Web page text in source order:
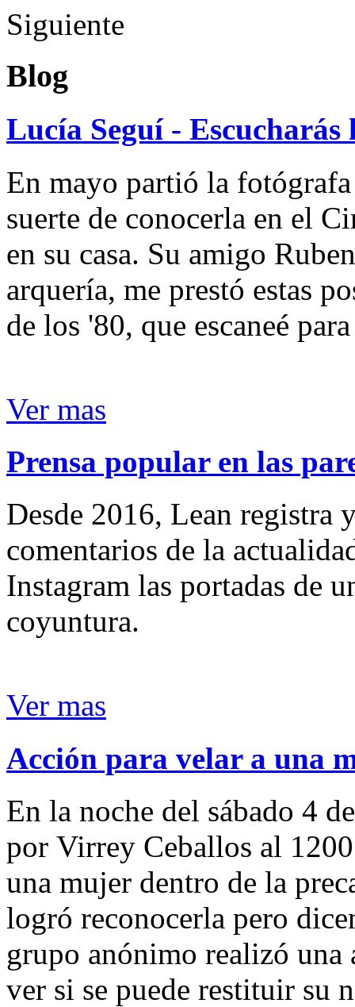
Siguiente
Blog
Lucía Seguí - Escucharás
En mayo partió la
suerte de conocerla en el
en su casa. Su amigo
arquería, me prestó estas
de los '80, que escaneé
Ver mas
Prensa popular en las
Desde 2016, Lean registra
comentarios de la
Instagram las portadas de
coyuntura.
Ver mas
Acción para velar a una
En la noche del sábado 4
por Virrey Ceballos al
una mujer dentro de la
logró reconocerla pero
grupo anónimo realizó
ver si se puede restituir su